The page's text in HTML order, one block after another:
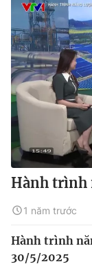
Hành trình
1 năm trước
Hành trình
30/5/2025